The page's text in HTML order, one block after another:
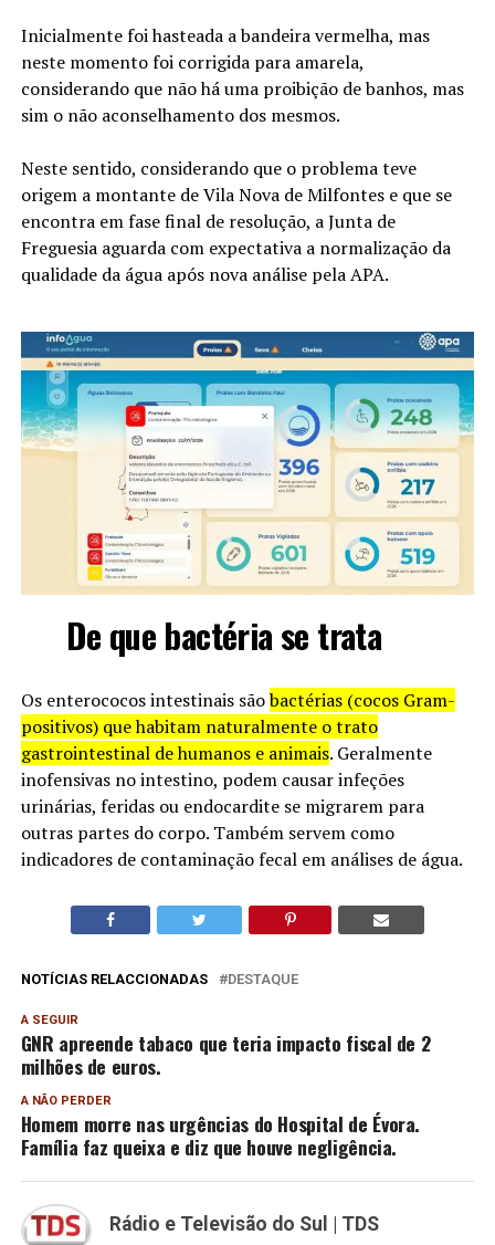
Inicialmente foi hasteada a bandeira vermelha, mas
neste momento foi corrigida para amarela,
considerando que não há uma proibição de banhos, mas
sim o não aconselhamento dos mesmos.
Neste sentido, considerando que o problema teve
origem a montante de Vila Nova de Milfontes e que se
encontra em fase final de resolução, a Junta de
Freguesia aguarda com expectativa a normalização da
qualidade da água após nova análise pela APA.
De que bactéria se trata
Os enterococos intestinais sãobactérias (cocos Gram-
positivos) que habitam naturalmente o trato
gastrointestinal de humanos e animais. Geralmente
inofensivas no intestino, podem causar infeções
urinárias, feridas ou endocardite se migrarem para
outras partes do corpo. Também servem como
indicadores de contaminação fecal em análises de água.
NOTÍCIAS RELACCIONADAS DESTAQUE
A SEGUIR
GNR apreende tabaco que teria impacto fiscal de 2
milhões de euros.
A NÃO PERDER
Homem morre nas urgências do Hospital de Évora.
Família faz queixa e diz que houve negligência.
Rádio e Televisão do Sul | TDS